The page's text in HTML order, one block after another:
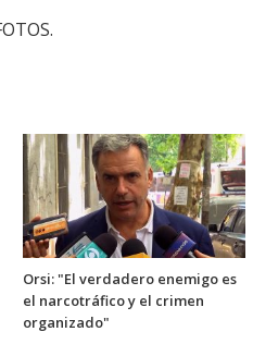
Orsi: "El verdadero enemigo es
el narcotráfico y el crimen
organizado"